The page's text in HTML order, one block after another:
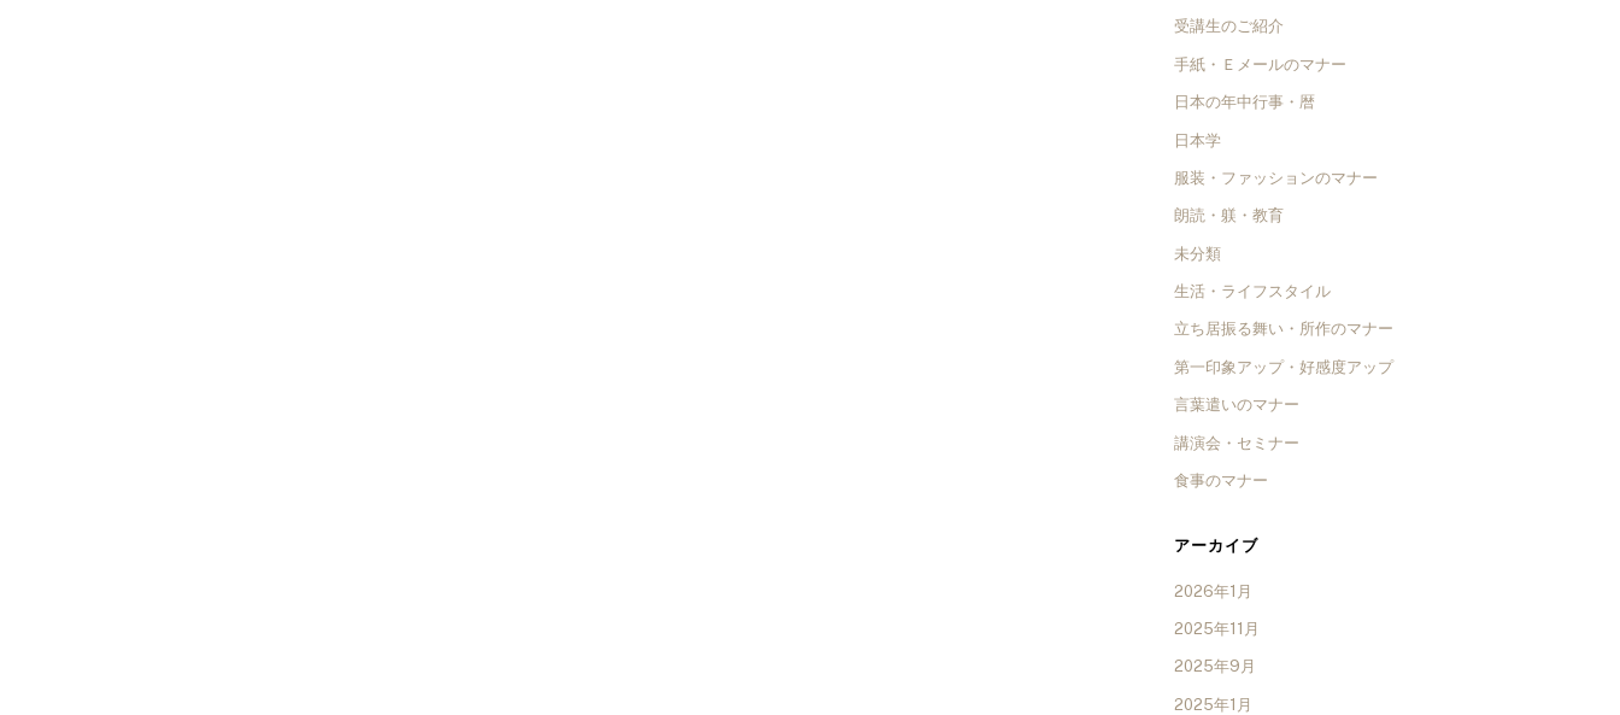
受講生のご紹介
手紙・Ｅメールのマナー
日本の年中行事・暦
日本学
服装・ファッションのマナー
朗読・躾・教育
未分類
生活・ライフスタイル
立ち居振る舞い・所作のマナー
第一印象アップ・好感度アップ
言葉遣いのマナー
講演会・セミナー
食事のマナー
アーカイブ
2026年1月
2025年11月
2025年9月
2025年1月